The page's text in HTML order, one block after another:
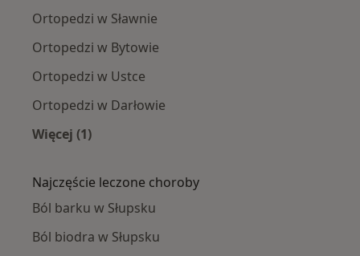
Ortopedzi w Sławnie
Ortopedzi w Bytowie
Ortopedzi w Ustce
Ortopedzi w Darłowie
Więcej (1)
Najczęście leczone choroby
Ból barku w Słupsku
Ból biodra w Słupsku